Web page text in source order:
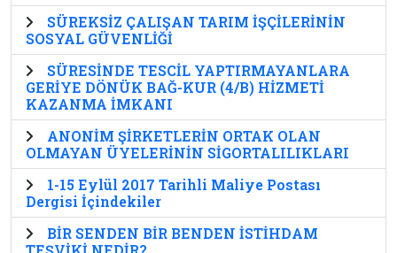
SÜREKSİZ ÇALIŞAN TARIM İŞÇİLERİNİN
SOSYAL GÜVENLİĞİ
SÜRESİNDE TESCİL YAPTIRMAYANLARA
GERİYE DÖNÜK BAĞ-KUR (4/B) HİZMETİ
KAZANMA İMKANI
ANONİM ŞİRKETLERİN ORTAK OLAN
OLMAYAN ÜYELERİNİN SİGORTALILIKLARI
1-15 Eylül 2017 Tarihli Maliye Postası
Dergisi İçindekiler
BİR SENDEN BİR BENDEN İSTİHDAM